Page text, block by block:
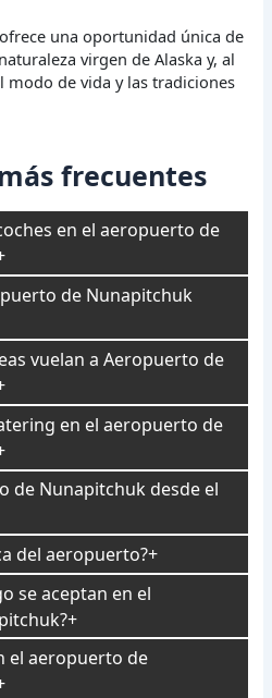
una oportunidad única de
virgen de Alaska y, al
de vida y las tradiciones
frecuentes
en el aeropuerto de
de Nunapitchuk
vuelan a Aeropuerto de
en el aeropuerto de
de Nunapitchuk desde el
del aeropuerto?
se aceptan en el
el aeropuerto de